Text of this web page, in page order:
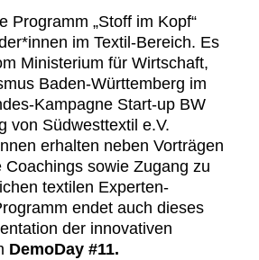
Programm „Stoff im Kopf“
im Textil-Bereich. Es
Ministerium für Wirtschaft,
Baden-Württemberg im
Kampagne Start-up BW
von Südwesttextil e.V.
erhalten neben Vorträgen
Coachings sowie Zugang zu
textilen Experten-
endet auch dieses
der innovativen
DemoDay #11.